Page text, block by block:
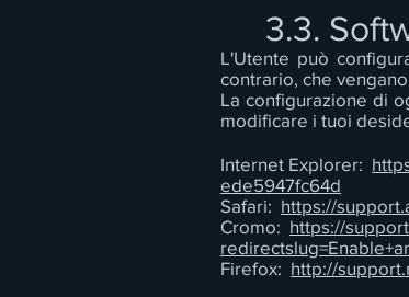
3.3.
L'Utente può
contrario, che
La configurazione di
modificare i tuoi
Internet Explorer:
ede5947fc64d
Safari: https://
Cromo: https://
Firefox: http://